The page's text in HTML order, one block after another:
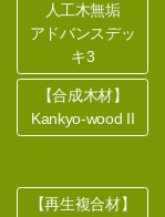
人工木無垢
アドバンスデッ
キ3
【合成木材】
Kankyo-wood II
【再生複合材】